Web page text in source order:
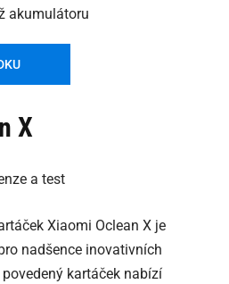
akumulátoru
X
Xiaomi Oclean X je
nadšence inovativních
kartáček nabízí